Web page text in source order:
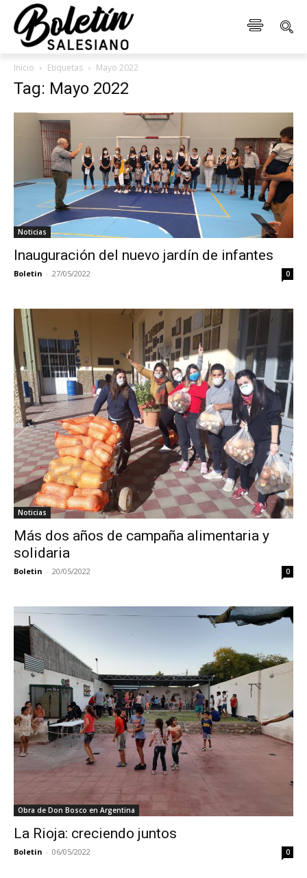
Inicio Etiquetas Mayo 2022
Tag: Mayo 2022
Noticias
Inauguración del nuevo jardín de infantes
Boletin - 27/05/2022 0
Noticias
Más dos años de campaña alimentaria y
solidaria
Boletin - 20/05/2022 0
Obra de Don Bosco en Argentina
La Rioja: creciendo juntos
Boletin - 06/05/2022 0